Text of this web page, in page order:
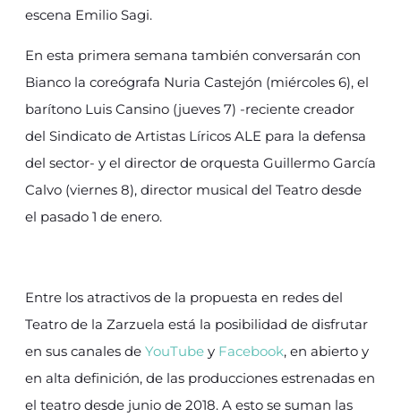
escena Emilio Sagi.
En esta primera semana también conversarán con
Bianco la coreógrafa Nuria Castejón (miércoles 6), el
barítono Luis Cansino (jueves 7) -reciente creador
del Sindicato de Artistas Líricos ALE para la defensa
del sector- y el director de orquesta Guillermo García
Calvo (viernes 8), director musical del Teatro desde
el pasado 1 de enero.
Entre los atractivos de la propuesta en redes del
Teatro de la Zarzuela está la posibilidad de disfrutar
en sus canales de YouTube y Facebook, en abierto y
en alta definición, de las producciones estrenadas en
el teatro desde junio de 2018. A esto se suman las